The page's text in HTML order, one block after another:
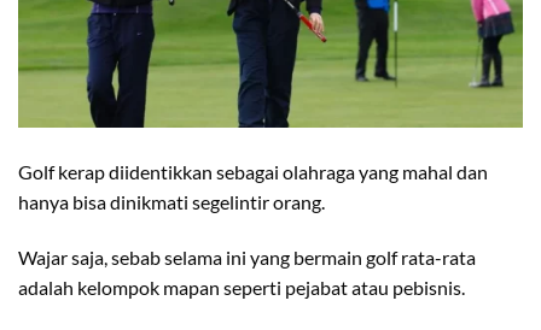
Golf kerap diidentikkan sebagai olahraga yang mahal dan
hanya bisa dinikmati segelintir orang.
Wajar saja, sebab selama ini yang bermain golf rata-rata
adalah kelompok mapan seperti pejabat atau pebisnis.